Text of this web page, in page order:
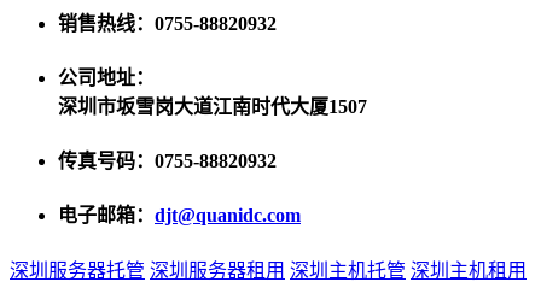
销售热线：0755-88820932
公司地址：
深圳市坂雪岗大道江南时代大厦1507
传真号码：0755-88820932
电子邮箱： djt@quanidc.com
深圳服务器托管 深圳服务器租用 深圳主机托管 深圳主机租用